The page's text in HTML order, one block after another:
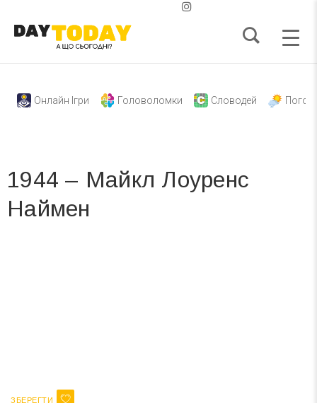
Онлайн Ігри Головоломки Словодей
1944 – Майкл Лоуренс
Наймен